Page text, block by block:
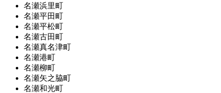
名瀬浜里町
名瀬平田町
名瀬平松町
名瀬古田町
名瀬真名津町
名瀬港町
名瀬柳町
名瀬矢之脇町
名瀬和光町